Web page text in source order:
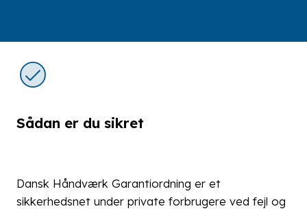
Sådan er du sikret
Dansk Håndværk Garantiordning er et
sikkerhedsnet under private forbrugere ved fejl og